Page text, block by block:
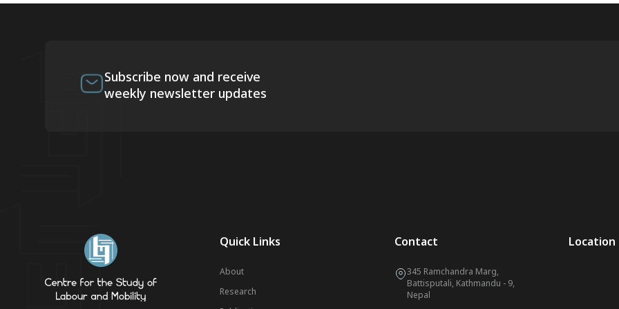
Subscribe now and receive
weekly newsletter updates
Quick Links
About
Research
Contact
345 Ramchandra Marg,
Battisputali, Kathmandu - 9,
Nepal
Location